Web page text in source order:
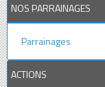
NOS PARRAINAGES
Parrainages
ACTIONS